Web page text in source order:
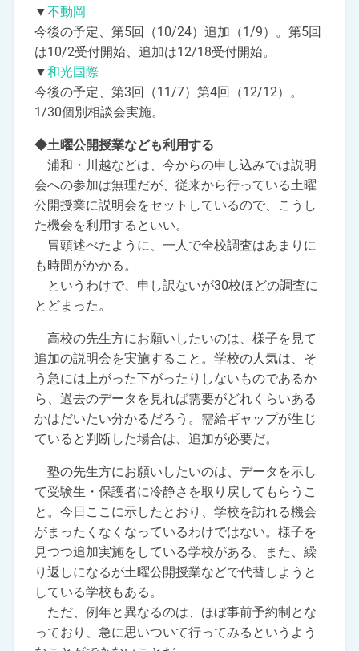
▼不動岡
今後の予定、第5回（10/24）追加（1/9）。第5回
は10/2受付開始、追加は12/18受付開始。
▼和光国際
今後の予定、第3回（11/7）第4回（12/12）。
1/30個別相談会実施。
◆土曜公開授業なども利用する
浦和・川越などは、今からの申し込みでは説明
会への参加は無理だが、従来から行っている土曜
公開授業に説明会をセットしているので、こうし
た機会を利用するといい。
冒頭述べたように、一人で全校調査はあまりに
も時間がかかる。
というわけで、申し訳ないが30校ほどの調査に
とどまった。
高校の先生方にお願いしたいのは、様子を見て
追加の説明会を実施すること。学校の人気は、そ
う急には上がった下がったりしないものであるか
ら、過去のデータを見れば需要がどれくらいある
かはだいたい分かるだろう。需給ギャップが生じ
ていると判断した場合は、追加が必要だ。
塾の先生方にお願いしたいのは、データを示し
て受験生・保護者に冷静さを取り戻してもらうこ
と。今日ここに示したとおり、学校を訪れる機会
がまったくなくなっているわけではない。様子を
見つつ追加実施をしている学校がある。また、繰
り返しになるが土曜公開授業などで代替しようと
している学校もある。
ただ、例年と異なるのは、ほぼ事前予約制とな
っており、急に思いついて行ってみるというよう